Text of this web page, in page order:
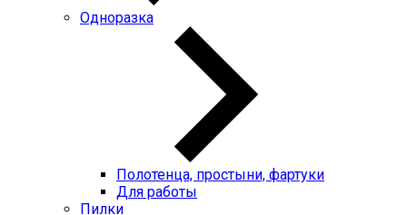
Одноразка
Полотенца, простыни, фартуки
Для работы
Пилки